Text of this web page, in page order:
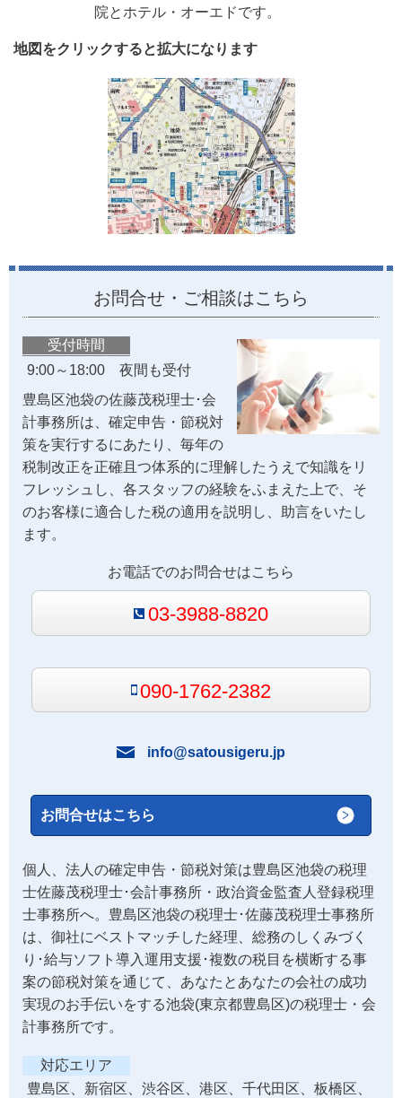
院とホテル・オーエドです。
地図をクリックすると拡大になります
お問合せ・ご相談はこちら
受付時間
9:00～18:00 夜間も受付
豊島区池袋の佐藤茂税理士･会
計事務所は、確定申告・節税対
策を実行するにあたり、毎年の
税制改正を正確且つ体系的に理解したうえで知識をリ
フレッシュし、各スタッフの経験をふまえた上で、そ
のお客様に適合した税の適用を説明し、助言をいたし
ます。
お電話でのお問合せはこちら
03-3988-8820
090-1762-2382
info@satousigeru.jp
お問合せはこちら
個人、法人の確定申告・節税対策は豊島区池袋の税理
士佐藤茂税理士･会計事務所・政治資金監査人登録税理
士事務所へ。豊島区池袋の税理士･佐藤茂税理士事務所
は、御社にベストマッチした経理、総務のしくみづく
り･給与ソフト導入運用支援･複数の税目を横断する事
案の節税対策を通じて、あなたとあなたの会社の成功
実現のお手伝いをする池袋(東京都豊島区)の税理士・会
計事務所です。
対応エリア
豊島区、新宿区、渋谷区、港区、千代田区、板橋区、